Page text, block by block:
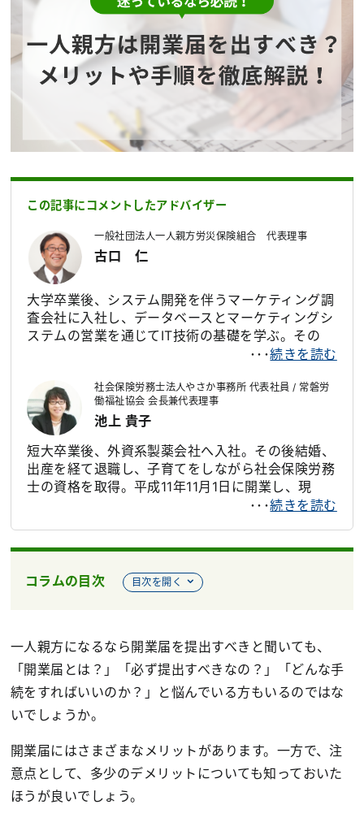
この記事にコメントしたアドバイザー
一般社団法人一人親方労災保険組合 代表理事
古口 仁
大学卒業後、システム開発を伴うマーケティング調
査会社に入社し、データベースとマーケティングシ
ステムの営業を通じてIT技術の基礎を学ぶ。その
後、独立して医療系のシステムインテグレーション
計、施工を行い、現場職人との交流から、安価で気
軽に加入できる労災保険の必要性を感じ、一人親方
労災保険組合を立ち上げる。現在は一般社団法人一
人親方労災保険組合代表理事として、労災保険特別
加入制度の健全な普及に努めている
･･･続きを読む
社会保険労務士法人やさか事務所 代表社員 / 常磐労
働福祉協会 会長兼代表理事
池上 貴子
短大卒業後、外資系製薬会社へ入社。その後結婚、
出産を経て退職し、子育てをしながら社会保険労務
士の資格を取得。平成11年11月1日に開業し、現
職。また、令和4年4月1日より常磐労働福祉協会の
中小企業においてはまだまだ法令順守がされていな
いことを知り、カルチャーショックを受け、知らな
･･･続きを読む
コラムの目次 目次を開く
一人親方になるなら開業届を提出すべきと聞いても、
「開業届とは？」「必ず提出すべきなの？」「どんな手
続をすればいいのか？」と悩んでいる方もいるのではな
いでしょうか。
開業届にはさまざまなメリットがあります。一方で、注
意点として、多少のデメリットについても知っておいた
ほうが良いでしょう。